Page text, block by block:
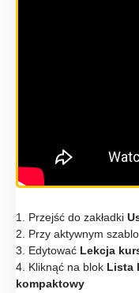
1. Przejść do zakładki
2. Przy aktywnym
3. Edytować Lekcja
4. Kliknąć na blok Lista
kompaktowy